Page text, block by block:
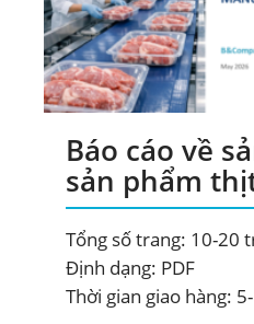
Báo cáo về
sản phẩm
Tổng số trang: 10-20
Định dạng: PDF
Thời gian giao hàng:
ĐĂNG KÝ NHẬN BẢN TIN